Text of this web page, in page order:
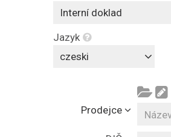
Interní doklad
Jazyk
czeski
Prodejce